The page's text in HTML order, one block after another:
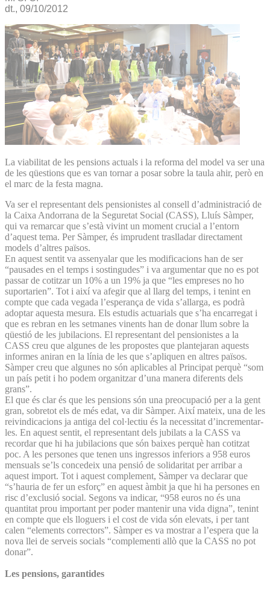
dt., 09/10/2012
La viabilitat de les pensions actuals i la reforma del model va ser una
de les qüestions que es van tornar a posar sobre la taula ahir, però en
el marc de la festa magna.
Va ser el representant dels pensionistes al consell d’administració de
la Caixa Andorrana de la Seguretat Social (CASS), Lluís Sàmper,
qui va remarcar que s’està vivint un moment crucial a l’entorn
d’aquest tema. Per Sàmper, és imprudent traslladar directament
models d’altres països.
En aquest sentit va assenyalar que les modificacions han de ser
“pausades en el temps i sostingudes” i va argumentar que no es pot
passar de cotitzar un 10% a un 19% ja que “les empreses no ho
suportarien”. Tot i així va afegir que al llarg del temps, i tenint en
compte que cada vegada l’esperança de vida s’allarga, es podrà
adoptar aquesta mesura. Els estudis actuarials que s’ha encarregat i
que es rebran en les setmanes vinents han de donar llum sobre la
qüestió de les jubilacions. El representant del pensionistes a la
CASS creu que algunes de les propostes que plantejaran aquests
informes aniran en la línia de les que s’apliquen en altres països.
Sàmper creu que algunes no són aplicables al Principat perquè “som
un país petit i ho podem organitzar d’una manera diferents dels
grans”.
El que és clar és que les pensions són una preocupació per a la gent
gran, sobretot els de més edat, va dir Sàmper. Així mateix, una de les
reivindicacions ja antiga del col·lectiu és la necessitat d’incrementar-
les. En aquest sentit, el representant dels jubilats a la CASS va
recordar que hi ha jubilacions que són baixes perquè han cotitzat
poc. A les persones que tenen uns ingressos inferiors a 958 euros
mensuals se’ls concedeix una pensió de solidaritat per arribar a
aquest import. Tot i aquest complement, Sàmper va declarar que
“s’hauria de fer un esforç” en aquest àmbit ja que hi ha persones en
risc d’exclusió social. Segons va indicar, “958 euros no és una
quantitat prou important per poder mantenir una vida digna”, tenint
en compte que els lloguers i el cost de vida són elevats, i per tant
calen “elements correctors”. Sàmper es va mostrar a l’espera que la
nova llei de serveis socials “complementi allò que la CASS no pot
donar”.
Les pensions, garantides